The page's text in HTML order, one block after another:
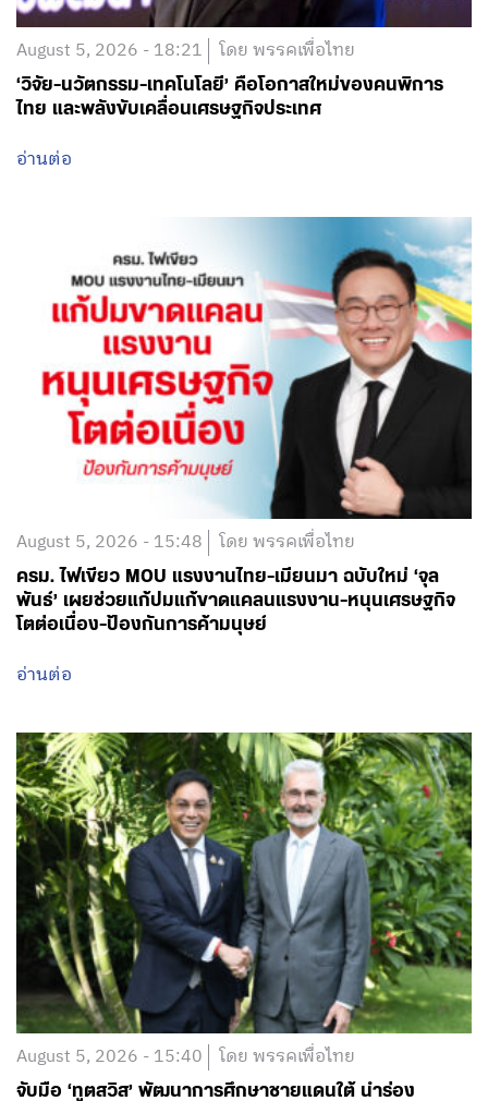
August 5, 2026 - 18:21 โดย พรรคเพื่อไทย
‘วิจัย-นวัตกรรม-เทคโนโลยี’ คือโอกาสใหม่ของคนพิการ
ไทย และพลังขับเคลื่อนเศรษฐกิจประเทศ
อ่านต่อ
August 5, 2026 - 15:48 โดย พรรคเพื่อไทย
ครม. ไฟเขียว MOU แรงงานไทย-เมียนมา ฉบับใหม่ ‘จุล
พันธ์’ เผยช่วยแก้ปมแก้ขาดแคลนแรงงาน-หนุนเศรษฐกิจ
โตต่อเนื่อง-ป้องกันการค้ามนุษย์
อ่านต่อ
August 5, 2026 - 15:40 โดย พรรคเพื่อไทย
จับมือ ‘ทูตสวิส’ พัฒนาการศึกษาชายแดนใต้ นำร่อง